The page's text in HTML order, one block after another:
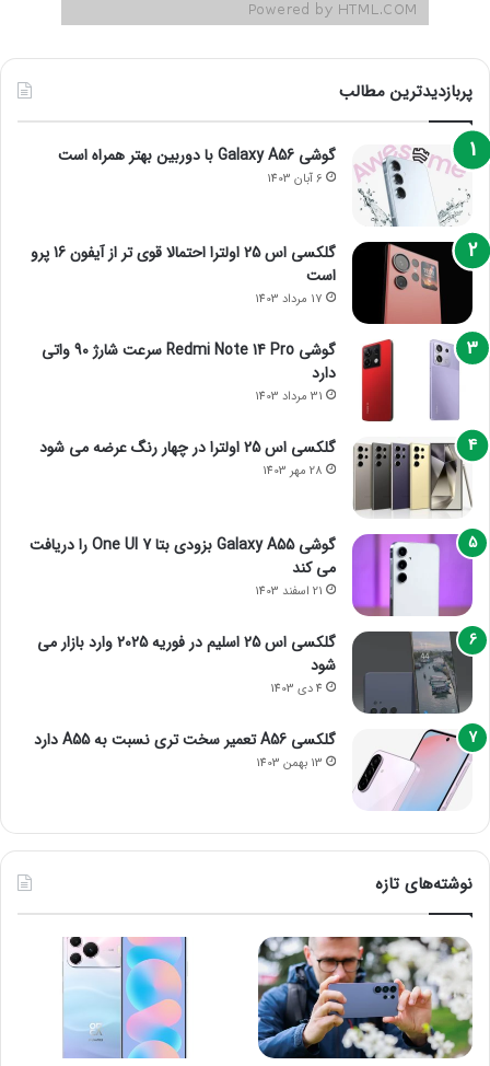
پربازدیدترین مطالب
گوشی Galaxy A56 با دوربین بهتر همراه است
6 آبان 1403
گلکسی اس 25 اولترا احتمالا قوی تر از آیفون 16 پرو
است
17 مرداد 1403
گوشی Redmi Note 14 Pro سرعت شارژ 90 واتی
دارد
31 مرداد 1403
گلکسی اس 25 اولترا در چهار رنگ عرضه می شود
28 مهر 1403
گوشی Galaxy A55 بزودی بتا One UI 7 را دریافت
می کند
21 اسفند 1403
گلکسی اس 25 اسلیم در فوریه 2025 وارد بازار می
شود
4 دی 1403
گلکسی A56 تعمیر سخت تری نسبت به A55 دارد
13 بهمن 1403
نوشته‌های تازه